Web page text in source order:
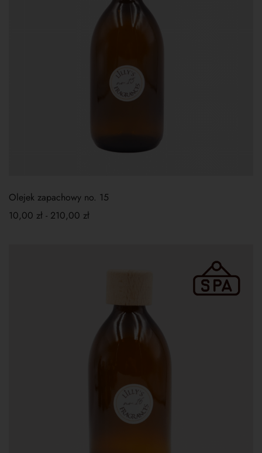
Olejek zapachowy no. 15
10,00 zł - 210,00 zł